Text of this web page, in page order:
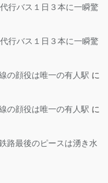
行バス１日３本に一瞬驚
行バス１日３本に一瞬驚
の顔役は唯一の有人駅 に
の顔役は唯一の有人駅 に
路最後のピースは湧き水